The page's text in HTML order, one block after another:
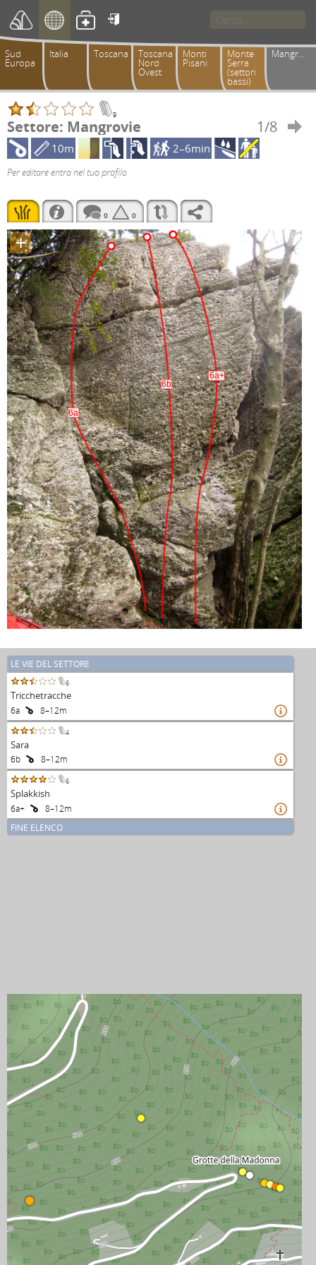

Sud
Europa
Italia Toscana Toscana
Nord
Ovest
Monti
Pisani
Monte
Serra
(settori
bassi)
Mangrovie
9
Settore: Mangrovie 1/8

10m
2–6min
Per editare entra nel tuo profilo
0 0
+
6a+
6b
6a
LE VIE DEL SETTORE
6
Tricchetracche
6a 8–12m 
4
Sara
6b 8–12m 
6
Splakkish
6a+ 8–12m 
FINE ELENCO